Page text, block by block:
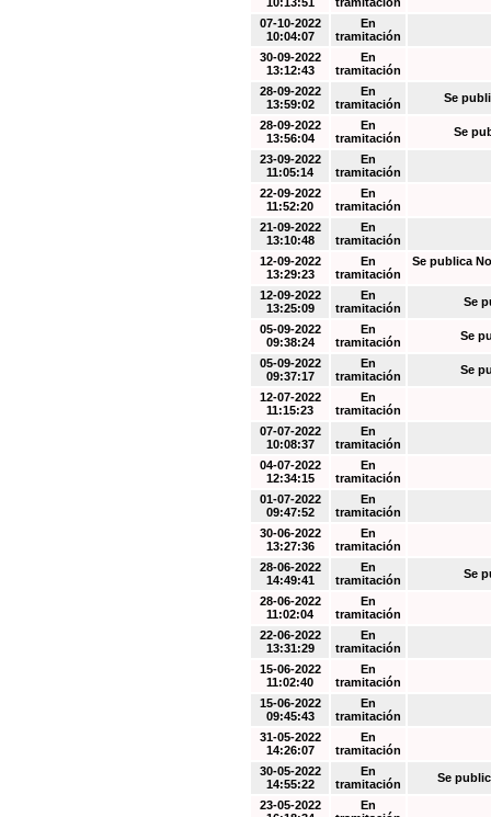
07-10-2022
10:04:07
En
tramitación
30-09-2022
13:12:43
En
tramitación
28-09-2022
13:59:02
En
tramitación
Se
28-09-2022
13:56:04
En
tramitación
Se
23-09-2022
11:05:14
En
tramitación
22-09-2022
11:52:20
En
tramitación
21-09-2022
13:10:48
En
tramitación
12-09-2022
13:29:23
En
tramitación
Se publica
12-09-2022
13:25:09
En
tramitación
Se
05-09-2022
09:38:24
En
tramitación
Se
05-09-2022
09:37:17
En
tramitación
Se
12-07-2022
11:15:23
En
tramitación
07-07-2022
10:08:37
En
tramitación
04-07-2022
12:34:15
En
tramitación
01-07-2022
09:47:52
En
tramitación
30-06-2022
13:27:36
En
tramitación
28-06-2022
14:49:41
En
tramitación
Se
28-06-2022
11:02:04
En
tramitación
22-06-2022
13:31:29
En
tramitación
15-06-2022
11:02:40
En
tramitación
15-06-2022
09:45:43
En
tramitación
31-05-2022
14:26:07
En
tramitación
30-05-2022
14:55:22
En
tramitación
Se
23-05-2022
En